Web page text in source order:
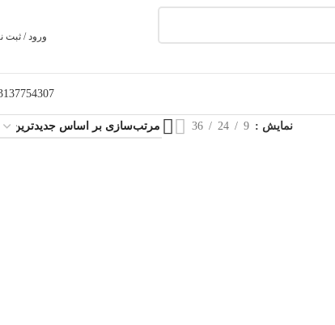
ورود / ثبت
نمایش 9
24
36